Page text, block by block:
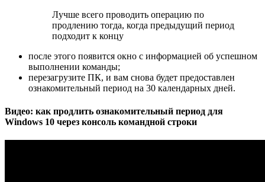
Лучше всего проводить операцию по
продлению тогда, когда предыдущий период
подходит к концу
после этого появится окно с информацией об успешном
выполнении команды;
перезагрузите ПК, и вам снова будет предоставлен
ознакомительный период на 30 календарных дней.
Видео: как продлить ознакомительный период для
Windows 10 через консоль командной строки